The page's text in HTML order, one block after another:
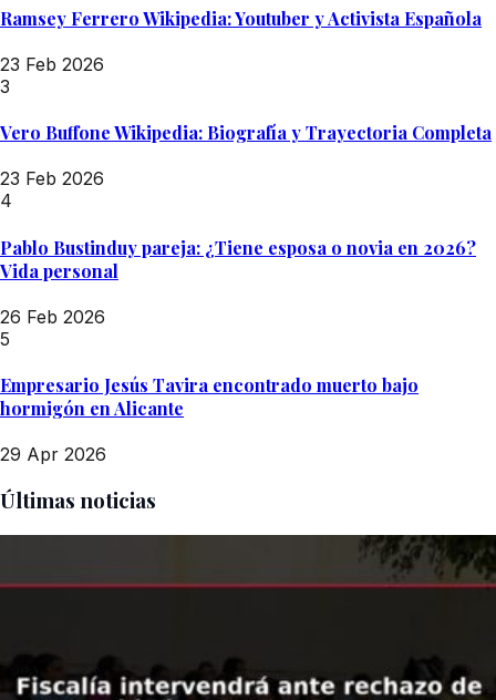
Ramsey Ferrero Wikipedia: Youtuber y Activista Española
23 Feb 2026
3
Vero Buffone Wikipedia: Biografía y Trayectoria Completa
23 Feb 2026
4
Pablo Bustinduy pareja: ¿Tiene esposa o novia en 2026?
Vida personal
26 Feb 2026
5
Empresario Jesús Tavira encontrado muerto bajo
hormigón en Alicante
29 Apr 2026
Últimas noticias